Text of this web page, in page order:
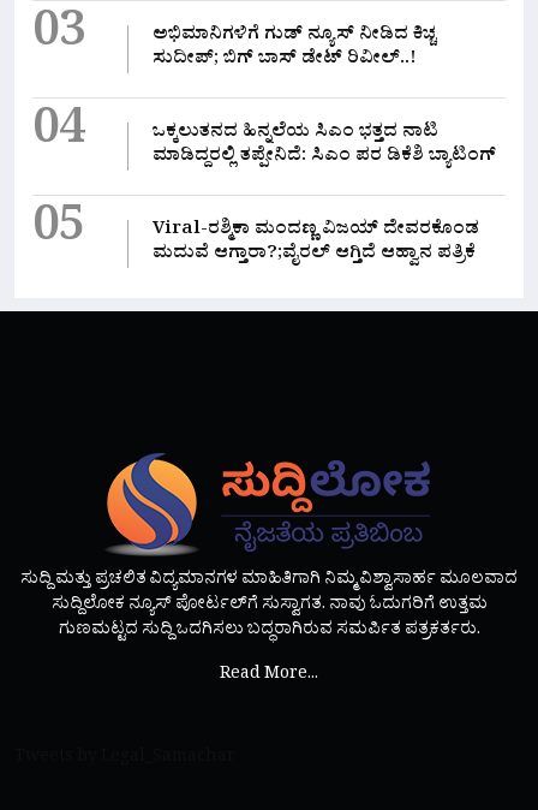
03
ಅಭಿಮಾನಿಗಳಿಗೆ ಗುಡ್ ನ್ಯೂಸ್ ನೀಡಿದ ಕಿಚ್ಚ
ಸುದೀಪ್; ಬಿಗ್ ಬಾಸ್ ಡೇಟ್ ರಿವೀಲ್..!
04
ಒಕ್ಕಲುತನದ ಹಿನ್ನಲೆಯ ಸಿಎಂ ಭತ್ತದ ನಾಟಿ
ಮಾಡಿದ್ದರಲ್ಲಿ‌ ತಪ್ಪೇನಿದೆ: ಸಿಎಂ ಪರ ಡಿಕೆಶಿ ಬ್ಯಾಟಿಂಗ್
05
Viral-ರಶ್ಮಿಕಾ ಮಂದಣ್ಣ ವಿಜಯ್ ದೇವರಕೊಂಡ
ಮದುವೆ ಆಗ್ತಾರಾ?;ವೈರಲ್ ಆಗ್ತಿದೆ ಆಹ್ವಾನ ಪತ್ರಿಕೆ
ಸುದ್ದಿ ಮತ್ತು ಪ್ರಚಲಿತ ವಿದ್ಯಮಾನಗಳ ಮಾಹಿತಿಗಾಗಿ ನಿಮ್ಮ ವಿಶ್ವಾಸಾರ್ಹ ಮೂಲವಾದ
ಸುದ್ದಿಲೋಕ ನ್ಯೂಸ್ ಪೋರ್ಟಲ್‌ಗೆ ಸುಸ್ವಾಗತ. ನಾವು ಓದುಗರಿಗೆ ಉತ್ತಮ
ಗುಣಮಟ್ಟದ ಸುದ್ದಿ ಒದಗಿಸಲು ಬದ್ಧರಾಗಿರುವ ಸಮರ್ಪಿತ ಪತ್ರಕರ್ತರು.
Read More...